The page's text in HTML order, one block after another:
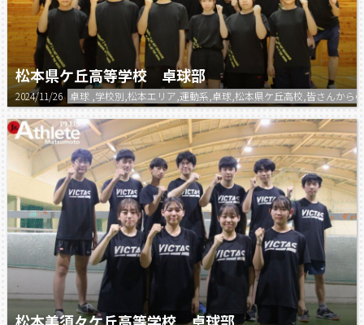
松本県ケ丘高等学校 卓球部
2024/11/26 卓球 ,学校別,松本エリア,運動系,卓球,松本県ケ丘高校,皆さんから
松本美須々ケ丘高等学校 卓球部